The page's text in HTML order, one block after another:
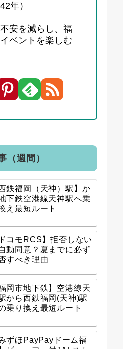
年）
安を減らし、福
ベントを楽しむ
（週間）
西鉄福岡（天神）駅】か
下鉄空港線天神駅へ乗
え最短ルート
ドコモRCS】拒否しない
動同意？夏までに必ず
すべき理由
福岡市地下鉄】空港線天
から西鉄福岡(天神)駅
乗り換え最短ルート
みずほPayPayドーム福